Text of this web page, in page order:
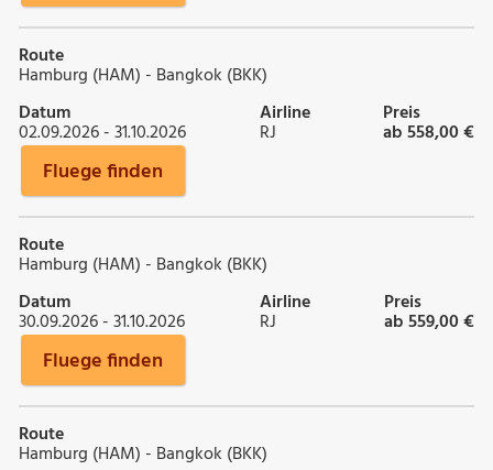
Route
Hamburg (HAM) - Bangkok (BKK)
Datum
02.09.2026 - 31.10.2026
Airline
RJ
Preis
ab 558,00 €
Fluege finden
Route
Hamburg (HAM) - Bangkok (BKK)
Datum
30.09.2026 - 31.10.2026
Airline
RJ
Preis
ab 559,00 €
Fluege finden
Route
Hamburg (HAM) - Bangkok (BKK)